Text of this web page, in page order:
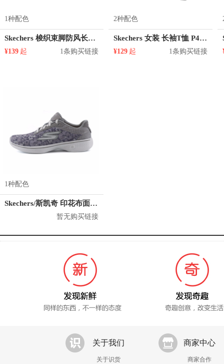
1种配色
Skechers 梭织束脚防风长裤 L220M116
¥139 起 1条购买链接
2种配色
Skechers 女装 长袖T恤 P420W001
¥129 起 1条购买链接
1种配色
Skechers/斯凯奇 印花布面轻质休闲鞋 14163
暂无购买链接
关于我们
关于识货
商家中心
商家合作